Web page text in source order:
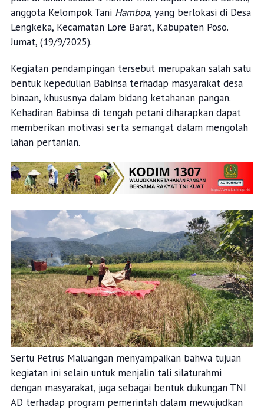
anggota Kelompok Tani Hamboa, yang berlokasi di Desa
Lengkeka, Kecamatan Lore Barat, Kabupaten Poso.
Jumat, (19/9/2025).
Kegiatan pendampingan tersebut merupakan salah satu
bentuk kepedulian Babinsa terhadap masyarakat desa
binaan, khususnya dalam bidang ketahanan pangan.
Kehadiran Babinsa di tengah petani diharapkan dapat
memberikan motivasi serta semangat dalam mengolah
lahan pertanian.
Sertu Petrus Maluangan menyampaikan bahwa tujuan
kegiatan ini selain untuk menjalin tali silaturahmi
dengan masyarakat, juga sebagai bentuk dukungan TNI
AD terhadap program pemerintah dalam mewujudkan